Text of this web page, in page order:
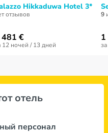
Hikkaduwa Hotel 3*
отзывов
481 €
12 ночей / 13 дней
9
отель
персонал